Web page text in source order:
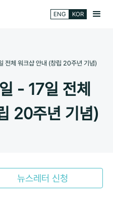
ENG KOR
체 워크샵 안내 (창립 20주년 기념)
- 17일 전체
20주년 기념)
뉴스레터 신청